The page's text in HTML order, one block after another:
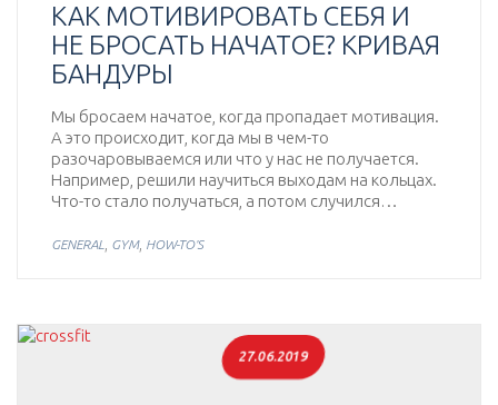
КАК МОТИВИРОВАТЬ СЕБЯ И
НЕ БРОСАТЬ НАЧАТОЕ? КРИВАЯ
БАНДУРЫ
Мы бросаем начатое, когда пропадает мотивация.
А это происходит, когда мы в чем-то
разочаровываемся или что у нас не получается.
Например, решили научиться выходам на кольцах.
Что-то стало получаться, а потом случился…
GENERAL , GYM, HOW-TO'S
27.06.2019